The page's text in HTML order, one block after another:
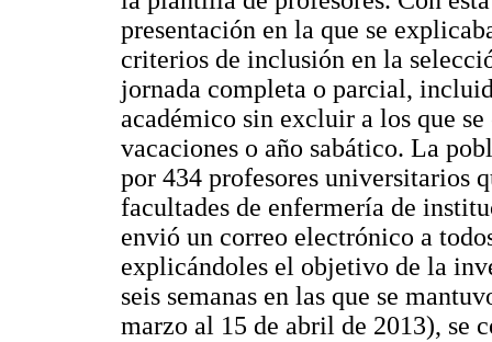
presentación en la que se
criterios de inclusión en la
jornada completa o parcial,
académico sin excluir a los que
vacaciones o año sabático. La
por 434 profesores universitarios
facultades de enfermería de
envió un correo electrónico a
explicándoles el objetivo de la
seis semanas en las que se
marzo al 15 de abril de 2013), se